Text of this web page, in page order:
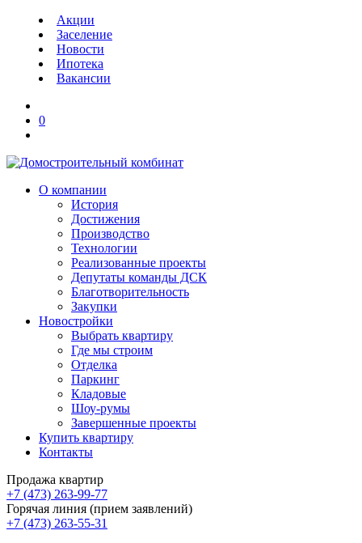
Акции
Заселение
Новости
Ипотека
Вакансии
0
О компании
История
Достижения
Производство
Технологии
Реализованные проекты
Депутаты команды ДСК
Благотворительность
Закупки
Новостройки
Выбрать квартиру
Где мы строим
Отделка
Паркинг
Кладовые
Шоу-румы
Завершенные проекты
Купить квартиру
Контакты
Продажа квартир
+7 (473) 263-99-77
Горячая линия (прием заявлений)
+7 (473) 263-55-31